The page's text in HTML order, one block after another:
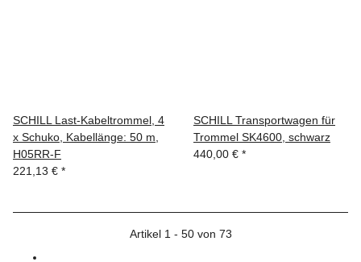
SCHILL Last-Kabeltrommel, 4
x Schuko, Kabellänge: 50 m,
H05RR-F
221,13 € *
SCHILL Transportwagen für
Trommel SK4600, schwarz
440,00 € *
Artikel 1 - 50 von 73